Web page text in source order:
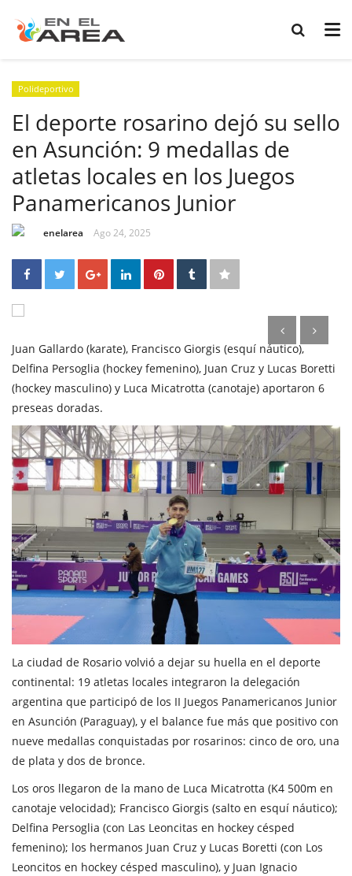
Polideportivo
El deporte rosarino dejó su sello
en Asunción: 9 medallas de
atletas locales en los Juegos
Panamericanos Junior
enelarea Ago 24, 2025
Juan Gallardo (karate), Francisco Giorgis (esquí náutico),
Delfina Persoglia (hockey femenino), Juan Cruz y Lucas Boretti
(hockey masculino) y Luca Micatrotta (canotaje) aportaron 6
preseas doradas.
La ciudad de Rosario volvió a dejar su huella en el deporte
continental: 19 atletas locales integraron la delegación
argentina que participó de los II Juegos Panamericanos Junior
en Asunción (Paraguay), y el balance fue más que positivo con
nueve medallas conquistadas por rosarinos: cinco de oro, una
de plata y dos de bronce.
Los oros llegaron de la mano de Luca Micatrotta (K4 500m en
canotaje velocidad); Francisco Giorgis (salto en esquí náutico);
Delfina Persoglia (con Las Leoncitas en hockey césped
femenino); los hermanos Juan Cruz y Lucas Boretti (con Los
Leoncitos en hockey césped masculino), y Juan Ignacio